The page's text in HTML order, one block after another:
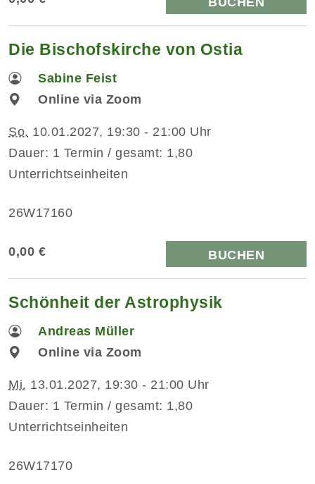
Die Bischofskirche von Ostia
Sabine Feist
Online via Zoom
So. 10.01.2027, 19:30 - 21:00 Uhr
Dauer: 1 Termin / gesamt: 1,80
Unterrichtseinheiten
26W17160
0,00 € BUCHEN
Schönheit der Astrophysik
Andreas Müller
Online via Zoom
Mi. 13.01.2027, 19:30 - 21:00 Uhr
Dauer: 1 Termin / gesamt: 1,80
Unterrichtseinheiten
26W17170